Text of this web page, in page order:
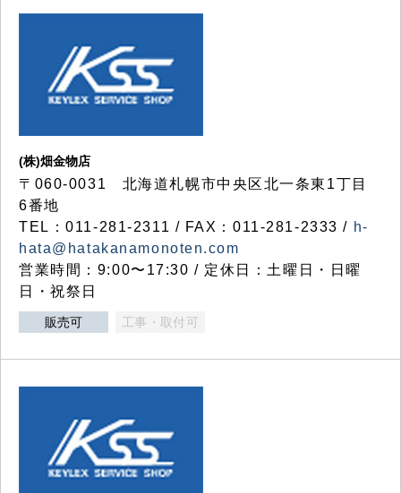
(株)畑金物店
〒060-0031 北海道札幌市中央区北一条東1丁目
6番地
TEL：011-281-2311 / FAX：011-281-2333 / h-
hata@hatakanamonoten.com
営業時間：9:00〜17:30 / 定休日：土曜日・日曜
日・祝祭日
販売可 工事・取付可